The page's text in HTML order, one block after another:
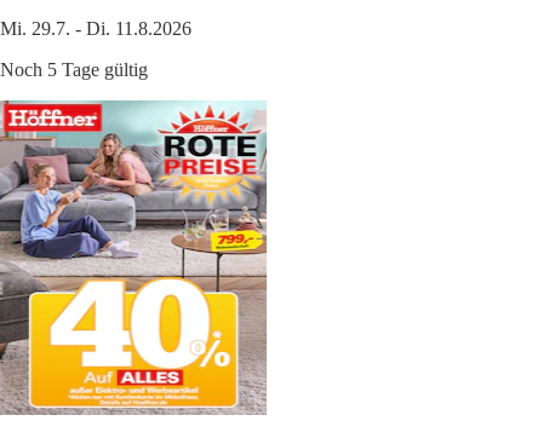
Mi. 29.7. - Di. 11.8.2026
Noch 5 Tage gültig